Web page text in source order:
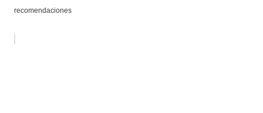
recomendaciones